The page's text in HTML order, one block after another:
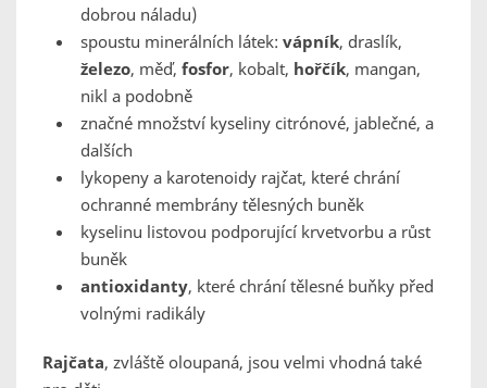
dobrou náladu)
spoustu minerálních látek: vápník, draslík,
železo, měď, fosfor, kobalt, hořčík, mangan,
nikl a podobně
značné množství kyseliny citrónové, jablečné, a
dalších
lykopeny a karotenoidy rajčat, které chrání
ochranné membrány tělesných buněk
kyselinu listovou podporující krvetvorbu a růst
buněk
antioxidanty, které chrání tělesné buňky před
volnými radikály
Rajčata, zvláště oloupaná, jsou velmi vhodná také